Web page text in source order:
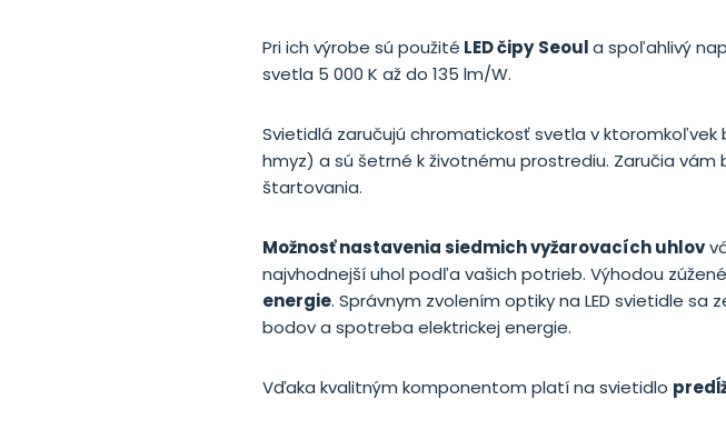
Pri ich výrobe sú použité LED čipy Seoula spoľahlivý
svetla 5 000 K až do 135 lm/W.
Svietidlá zaručujú chromatickosť svetla v ktoromkoľvek
hmyz) a sú šetrné k životnému prostrediu. Zaručia
štartovania.
Možnosť nastavenia siedmich vyžarovacích uhlov
najvhodnejší uhol podľa vašich potrieb. Výhodou
energie. Správnym zvolením optiky na LED svietidle
bodov a spotreba elektrickej energie.
Vďaka kvalitným komponentom platí na svietidlo